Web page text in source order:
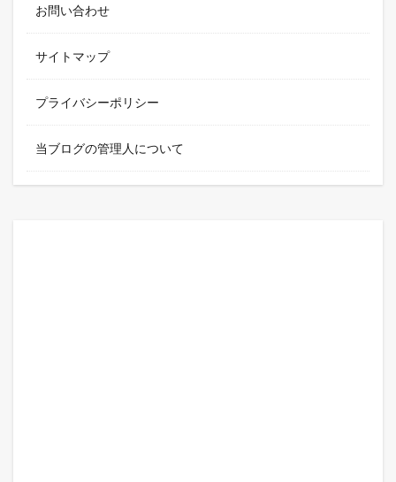
お問い合わせ
サイトマップ
プライバシーポリシー
当ブログの管理人について